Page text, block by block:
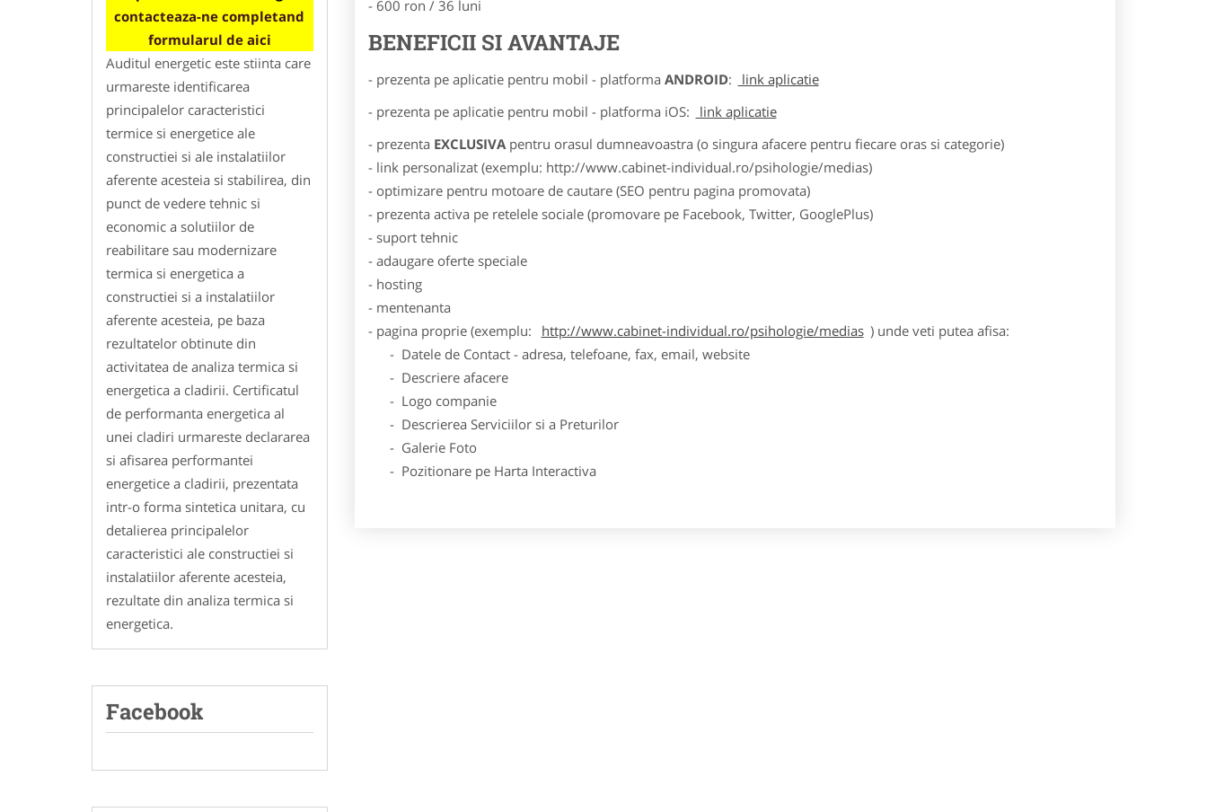
contacteaza-ne completand
formularul de aici
Auditul energetic este stiinta care
urmareste identificarea
principalelor caracteristici
termice si energetice ale
constructiei si ale instalatiilor
aferente acesteia si stabilirea, din
punct de vedere tehnic si
economic a solutiilor de
reabilitare sau modernizare
termica si energetica a
constructiei si a instalatiilor
aferente acesteia, pe baza
rezultatelor obtinute din
activitatea de analiza termica si
energetica a cladirii. Certificatul
de performanta energetica al
unei cladiri urmareste declararea
si afisarea performantei
energetice a cladirii, prezentata
intr-o forma sintetica unitara, cu
detalierea principalelor
caracteristici ale constructiei si
instalatiilor aferente acesteia,
rezultate din analiza termica si
energetica.
Facebook
- 600 ron / 36 luni
BENEFICII SI AVANTAJE
- prezenta pe aplicatie pentru mobil - platforma ANDROID:
link aplicatie
- prezenta pe aplicatie pentru mobil - platforma iOS:
link aplicatie
- prezenta EXCLUSIVApentru orasul dumneavoastra (o singura afacere pentru fiecare oras si categorie)
- link personalizat (exemplu: http://www.cabinet-individual.ro/psihologie/medias)
- optimizare pentru motoare de cautare (SEO pentru pagina promovata)
- prezenta activa pe retelele sociale (promovare pe Facebook, Twitter, GooglePlus)
- suport tehnic
- adaugare oferte speciale
- hosting
- mentenanta
- pagina proprie (exemplu:
http://www.cabinet-individual.ro/psihologie/medias ) unde veti putea afisa:
- Datele de Contact - adresa, telefoane, fax, email, website
- Descriere afacere
- Logo companie
- Descrierea Serviciilor si a Preturilor
- Galerie Foto
- Pozitionare pe Harta Interactiva